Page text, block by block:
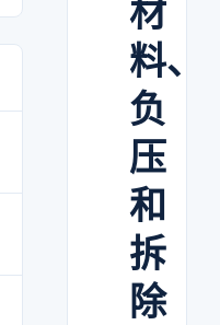
材
料、
负
压
和
拆
除